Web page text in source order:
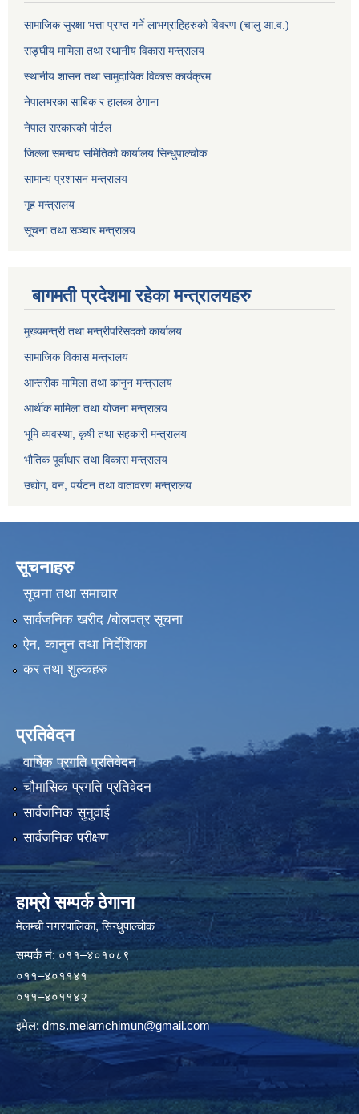
सामाजिक सुरक्षा भत्ता प्राप्त गर्ने लाभग्राहिहरुको विवरण (चालु आ.व.)
सङ्घीय मामिला तथा स्थानीय विकास मन्त्रालय
स्थानीय शासन तथा सामुदायिक विकास कार्यक्रम
नेपालभरका साबिक र हालका ठेगाना
नेपाल सरकारको पोर्टल
जिल्ला समन्वय समितिको कार्यालय सिन्धुपाल्चोक
सामान्य प्रशासन मन्त्रालय
गृह मन्त्रालय
सूचना तथा सञ्चार मन्त्रालय
बागमती प्रदेशमा रहेका मन्त्रालयहरु
मुख्यमन्त्री तथा मन्त्रीपरिसदको कार्यालय
सामाजिक विकास मन्त्रालय
आन्तरीक मामिला तथा कानुन मन्त्रालय
आर्थीक मामिला तथा योजना मन्त्रालय
भूमि व्यवस्था, कृषी तथा सहकारी मन्त्रालय
भौतिक पूर्वाधार तथा विकास मन्त्रालय
उद्योग, वन, पर्यटन तथा वातावरण मन्त्रालय
सूचनाहरु
सूचना तथा समाचार
सार्वजनिक खरीद /बोलपत्र सूचना
ऐन, कानुन तथा निर्देशिका
कर तथा शुल्कहरु
प्रतिवेदन
वार्षिक प्रगति प्रतिवेदन
चौमासिक प्रगति प्रतिवेदन
सार्वजनिक सुनुवाई
सार्वजनिक परीक्षण
हाम्रो सम्पर्क ठेगाना
मेलम्ची नगरपालिका‍, सिन्धुपाल्चोक
सम्पर्क न‌ं: ०११–४०१०८९
०११–४०११४१
०११–४०११४२
इमेल:dms.melamchimun@gmail.com